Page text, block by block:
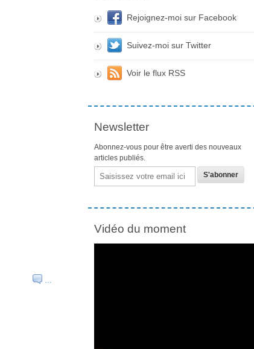
…
Rejoignez-moi sur Facebook
Suivez-moi sur Twitter
Voir le flux RSS
Newsletter
Abonnez-vous pour être averti des nouveaux
articles publiés.
Email
Vidéo du moment